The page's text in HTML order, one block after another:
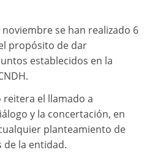
se han realizado 6
propósito de dar
establecidos en la
reitera el llamado a
y la concertación, en
planteamiento de
la entidad.